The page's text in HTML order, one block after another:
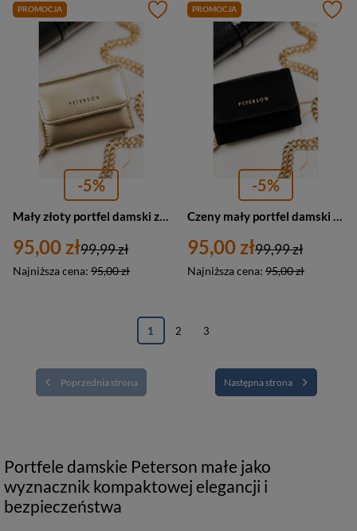
PROMOCJA
-5%
95,00 zł
Najniższa cena: 95,00 zł
99,99 zł
PROMOCJA
-5%
95,00 zł
Najniższa cena: 95,00 zł
99,99 zł
Poprzednia strona
1 2 3
Następna strona
Portfele damskie Peterson małe jako
wyznacznik kompaktowej elegancji i
bezpieczeństwa